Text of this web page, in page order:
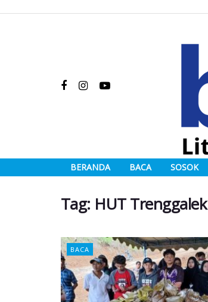
BERANDA BACA SOSOK
Tag: HUT Trenggalek
BACA